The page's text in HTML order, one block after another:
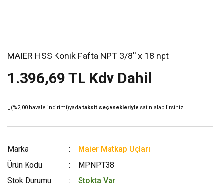
MAIER HSS Konik Pafta NPT 3/8'' x 18 npt
1.396,69 TL Kdv Dahil
(%2,00 havale indirimi)yada taksit seçenekleriyle satın alabilirsiniz
Marka
Maier Matkap Uçları
Ürün Kodu
MPNPT38
Stok Durumu
Stokta Var